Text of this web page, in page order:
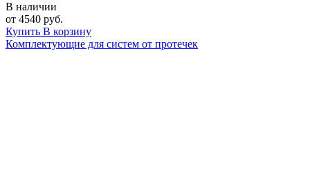
В наличии
от 4540 руб.
Купить В корзину
Комплектующие для систем от протечек